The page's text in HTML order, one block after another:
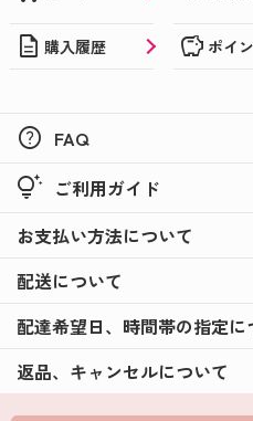
description 購入履歴 savings ポイ
help FAQ
tips_and_updates ご利用ガイド
お支払い方法について
配送について
配達希望日、時間帯の指定に
返品、キャンセルについて